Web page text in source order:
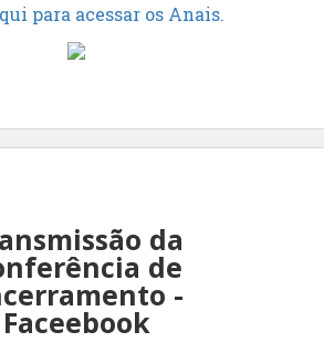
para acessar os Anais.
da
de
-
Faceebook